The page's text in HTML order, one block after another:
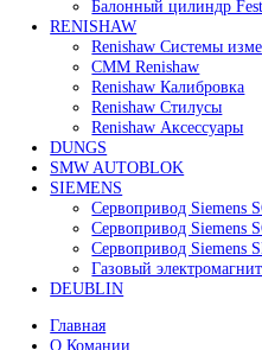
HEIDENHAIN
Линейные
Линейные
Линейные
Линейные
FANUC ROBOT
Робот Fanuc LR
Робот Fanuc для
Коллаборативные-
Робот Delta Fanuc
Редуктор Fanuc
FESTO
Балонный цилиндр
Renishaw Системы